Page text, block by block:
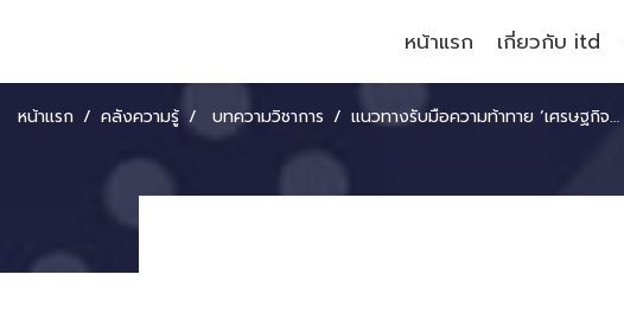
หน้าแรก เกี่ยวกับ itd
หน้าแรก คลังความรู้ บทความวิชาการ แนวทางรับมือความท้าทาย ‘เศรษฐกิจโลก 2025’